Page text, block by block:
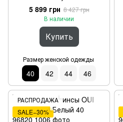
5 899 грн 8 427 грн
В наличии
Купить
Размер женской одежды
40 42 44 46
РАСПРОДАЖА
SALE−30%